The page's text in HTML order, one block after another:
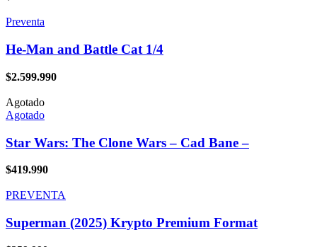
Preventa
He-Man and Battle Cat 1/4
$2.599.990
Agotado
Agotado
Star Wars: The Clone Wars – Cad Bane –
$419.990
PREVENTA
Superman (2025) Krypto Premium Format